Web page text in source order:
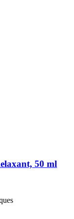
50 ml